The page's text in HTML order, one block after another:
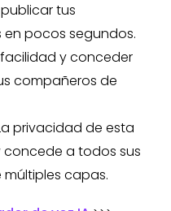
tus
pocos segundos.
y conceder
compañeros de
privacidad de esta
concede a todos sus
capas.